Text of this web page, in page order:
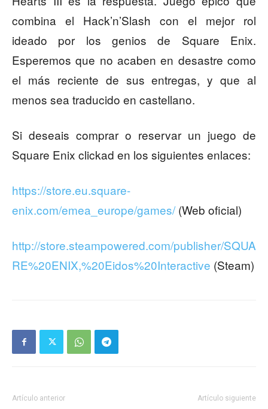
combina el Hack’n’Slash con el mejor rol
ideado por los genios de Square Enix.
Esperemos que no acaben en desastre como
el más reciente de sus entregas, y que al
menos sea traducido en castellano.
Si deseais comprar o reservar un juego de
Square Enix clickad en los siguientes enlaces:
https://store.eu.square-
enix.com/emea_europe/games/(Web oficial)
http://store.steampowered.com/publisher/SQUA
RE%20ENIX,%20Eidos%20Interactive (Steam)
Artículo anterior Artículo siguiente